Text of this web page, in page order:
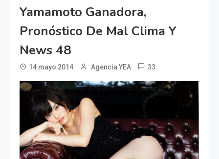
Yamamoto Ganadora,
Pronóstico De Mal Clima Y
News 48
14 mayo 2014 Agencia YEA 33